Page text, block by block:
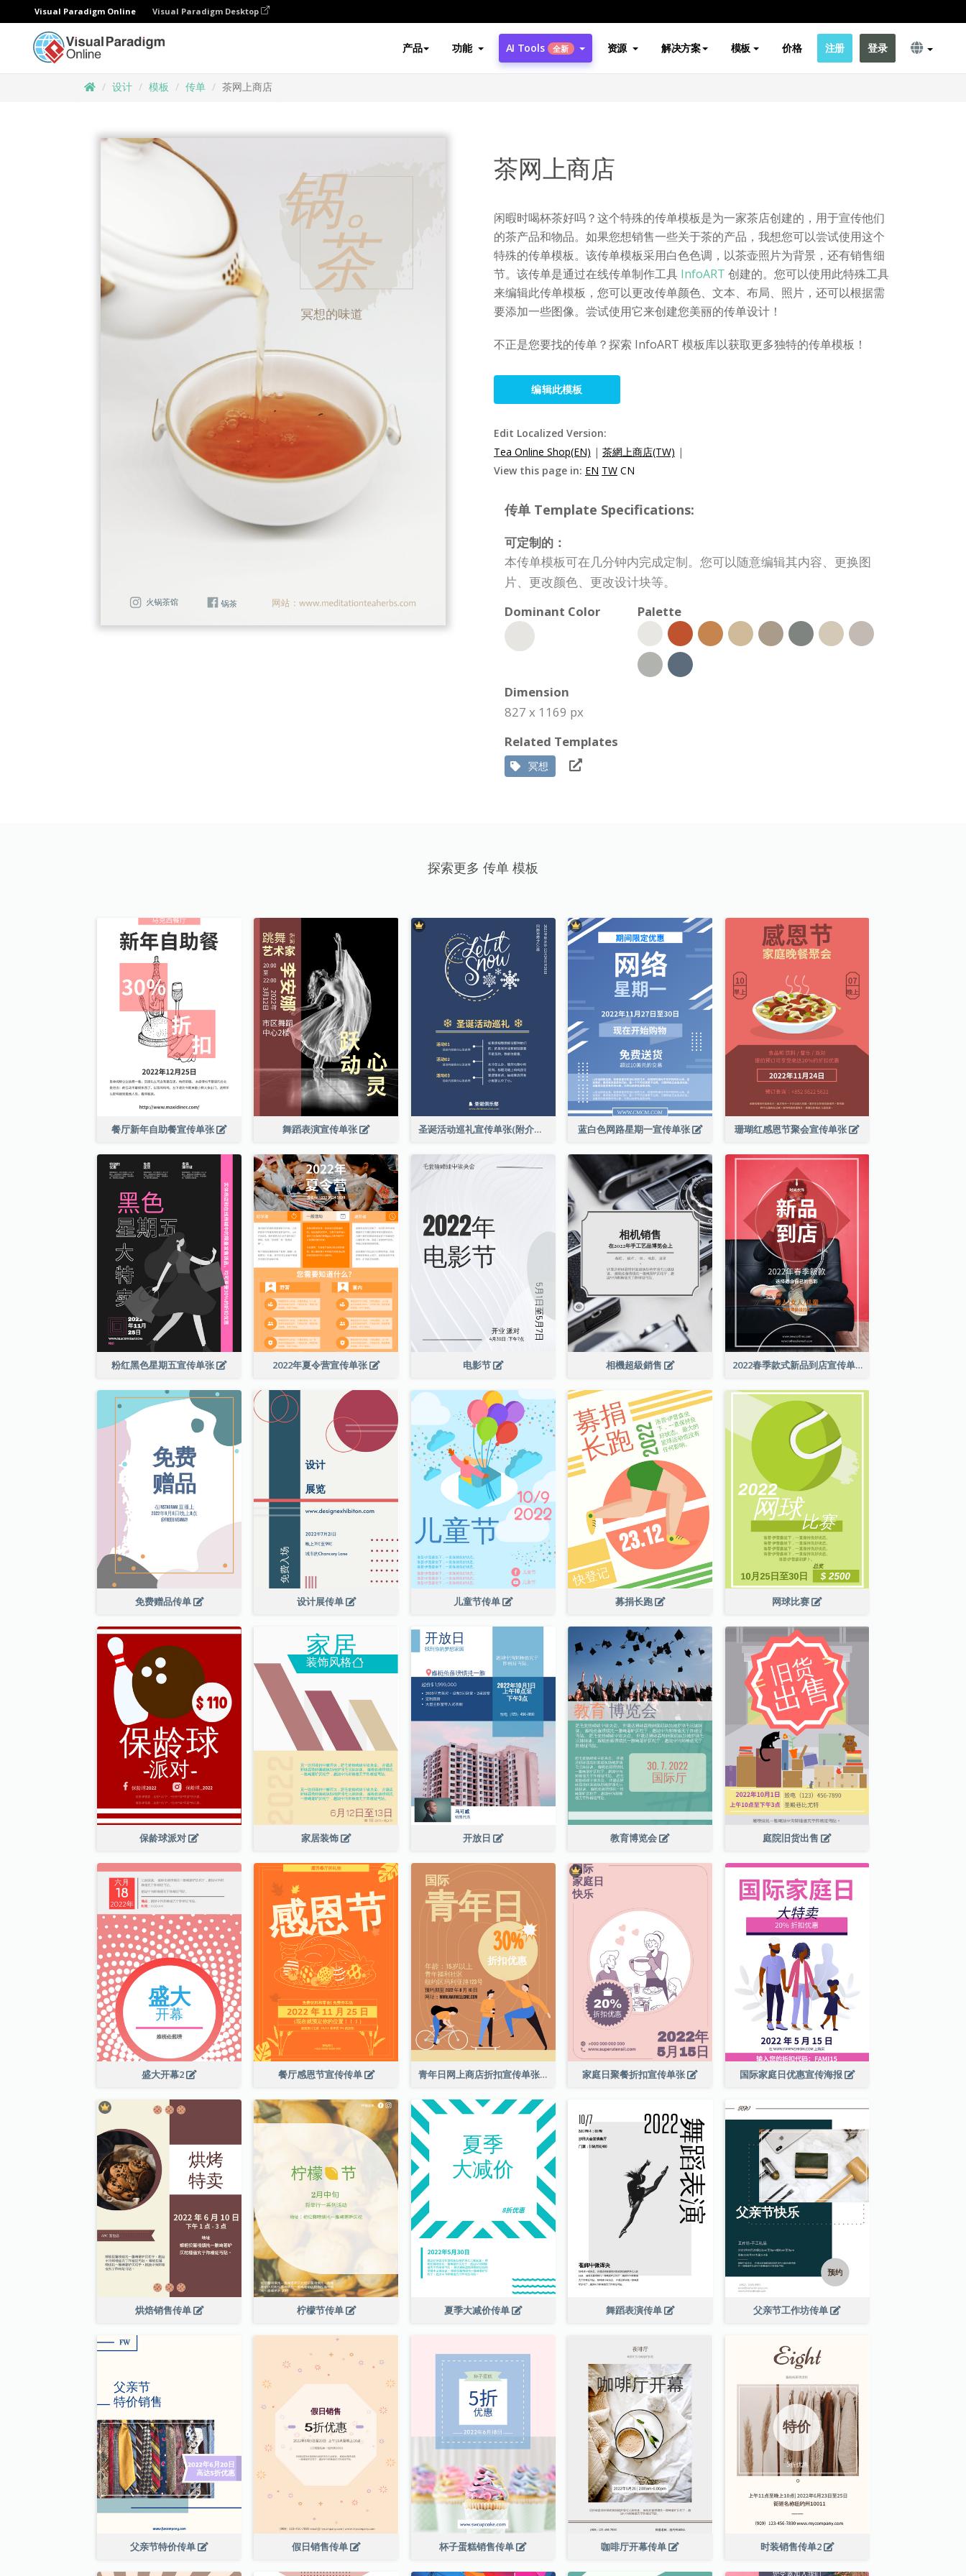
Visual Paradigm Online Visual Paradigm Desktop
产品 功能 AI Tools 全新 资源 解决方案 模板 价格 注册 登录
设计 模板 传单 茶网上商店
茶网上商店
闲暇时喝杯茶好吗？这个特殊的传单模板是为一家茶店创建的，用于宣传他们
的茶产品和物品。如果您想销售一些关于茶的产品，我想您可以尝试使用这个
特殊的传单模板。该传单模板采用白色色调，以茶壶照片为背景，还有销售细
节。该传单是通过在线传单制作工具 InfoART 创建的。您可以使用此特殊工具
来编辑此传单模板，您可以更改传单颜色、文本、布局、照片，还可以根据需
要添加一些图像。尝试使用它来创建您美丽的传单设计！
不正是您要找的传单？探索 InfoART 模板库以获取更多独特的传单模板！
编辑此模板
Edit Localized Version:
Tea Online Shop(EN) | 茶網上商店(TW) |
View this page in: EN TW CN
传单 Template Specifications:
可定制的：
本传单模板可在几分钟内完成定制。您可以随意编辑其内容、更换图
片、更改颜色、更改设计块等。
Dominant Color
Palette
Dimension
827 x 1169 px
Related Templates
冥想
探索更多 传单 模板
餐厅新年自助餐宣传单张 舞蹈表演宣传单张 圣诞活动巡礼宣传单张(附介绍) 蓝白色网路星期一宣传单张 珊瑚红感恩节聚会宣传单张
粉红黑色星期五宣传单张 2022年夏令营宣传单张 电影节 相機超級銷售 2022春季款式新品到店宣传单张
免费赠品传单 设计展传单 儿童节传单 募捐长跑 网球比赛
保龄球派对 家居装饰 开放日 教育博览会 庭院旧货出售
盛大开幕2 餐厅感恩节宣传传单 青年日网上商店折扣宣传单张 家庭日聚餐折扣宣传单张 国际家庭日优惠宣传海报
烘焙销售传单 柠檬节传单 夏季大减价传单 舞蹈表演传单 父亲节工作坊传单
父亲节特价传单 假日销售传单 杯子蛋糕销售传单 咖啡厅开幕传单 时装销售传单2